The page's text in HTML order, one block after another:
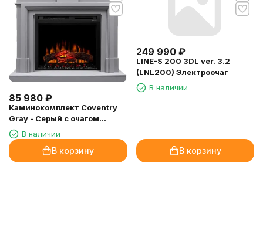
85 980 ₽
Каминокомплект Coventry
Gray - Серый с очагом
XHD28L-INT
В наличии
В корзину
249 990 ₽
LINE-S 200 3DL ver. 3.2
(LNL200) Электроочаг
В наличии
В корзину